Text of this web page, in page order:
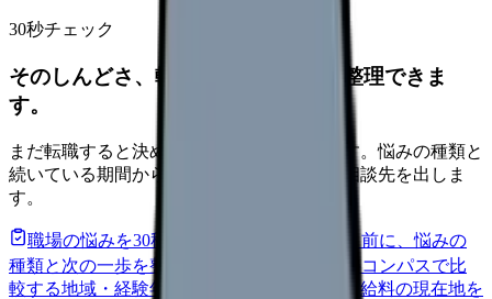
30秒チェック
そのしんどさ、転職すべきサインか整理できま
す。
まだ転職すると決めていなくても大丈夫です。悩みの種類と
続いている期間から、次に見るべき記事と相談先を出しま
す。
職場の悩みを30秒で診断
辞めるべきか迷う前に、悩みの
種類と次の一歩を整理します。
給料コンパスで比
較する地域・経験年数・施設形態から、今の給料の現在地を